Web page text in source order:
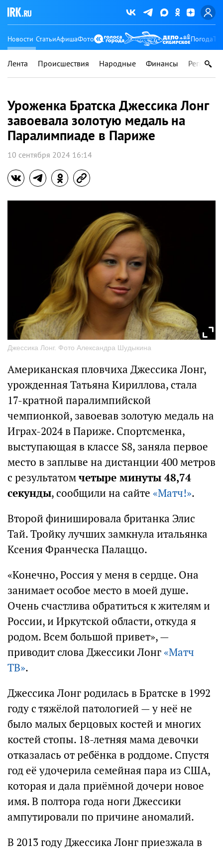
Новости СтатьиАфишаФото Погода
Лента Происшествия Народные Финансы Регионы
Уроженка Братска Джессика Лонг
завоевала золотую медаль на
Паралимпиаде в Париже
10 сентября 2024 16:14
Джессика Лонг. Фото Александра Шудыкина
Американская пловчиха Джессика Лонг,
урожденная Татьяна Кириллова, стала
17‑кратной паралимпийской
чемпионкой, завоевав золотую медаль на
Играх-2024 в Париже. Спортсменка,
выступающая в классе S8, заняла первое
место в заплыве на дистанции 400 метров
с результатомчетыре минуты 48,74
секунды, сообщили на сайте «Матч!».
Второй финишировала британка Элис
Тай. Тройку лучших замкнула итальянка
Ксения Франческа Палаццо.
«Конечно, Россия у меня в сердце. Она
занимает особое место в моей душе.
Очень счастлива обратиться к жителям и
России, и Иркутской области, откуда я
родом. Всем большой привет», —
приводит слова Джессики Лонг«Матч
ТВ».
Джессика Лонг родилась в Братске в 1992
году с тяжёлой патологией — у неё не
было малых берцовых костей и многих
костей стопы. 18-летняя мама девочки
отказалась от ребёнка в роддоме. Спустя
год её удочерила семейная пара из США,
которая и дала приёмной дочери новое
имя. В полтора года ноги Джессики
ампутировали по причине аномалий.
В 2013 году Джессика Лонг приезжала в